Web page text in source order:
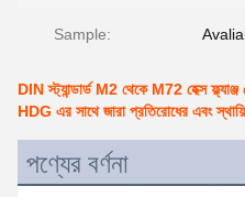
Sample:
DIN স্ট্যান্ডার্ড M2 থেকে M72 হেক্স
HDG এর সাথে জারা প্রতিরোধের এবং
পণ্যের বর্ণনা